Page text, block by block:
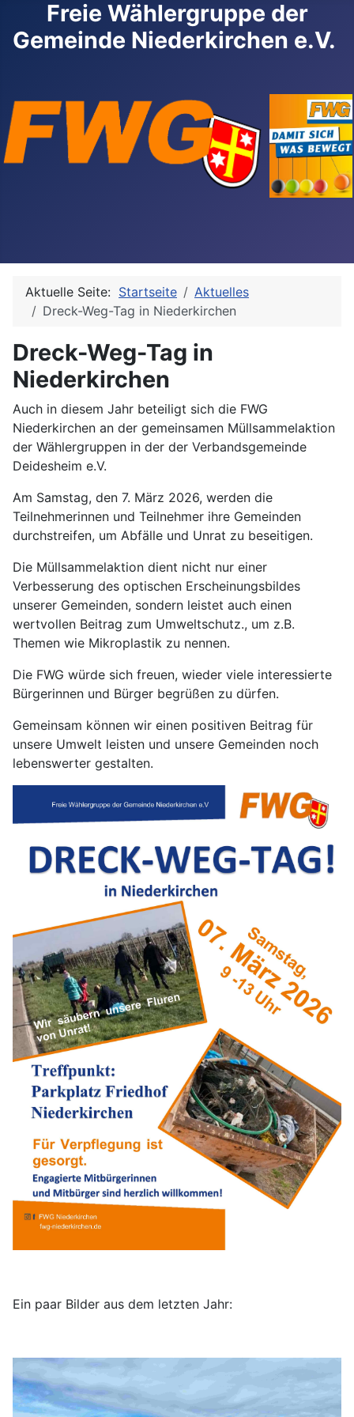
Freie Wählergruppe der
Gemeinde Niederkirchen e.V.
Aktuelle Seite: Startseite
Aktuelles
Dreck-Weg-Tag in Niederkirchen
Dreck-Weg-Tag in
Niederkirchen
Auch in diesem Jahr beteiligt sich die FWG
Niederkirchen an der gemeinsamen Müllsammelaktion
der Wählergruppen in der der Verbandsgemeinde
Deidesheim e.V.
Am Samstag, den 7. März 2026, werden die
Teilnehmerinnen und Teilnehmer ihre Gemeinden
durchstreifen, um Abfälle und Unrat zu beseitigen.
Die Müllsammelaktion dient nicht nur einer
Verbesserung des optischen Erscheinungsbildes
unserer Gemeinden, sondern leistet auch einen
wertvollen Beitrag zum Umweltschutz., um z.B.
Themen wie Mikroplastik zu nennen.
Die FWG würde sich freuen, wieder viele interessierte
Bürgerinnen und Bürger begrüßen zu dürfen.
Gemeinsam können wir einen positiven Beitrag für
unsere Umwelt leisten und unsere Gemeinden noch
lebenswerter gestalten.
Ein paar Bilder aus dem letzten Jahr: